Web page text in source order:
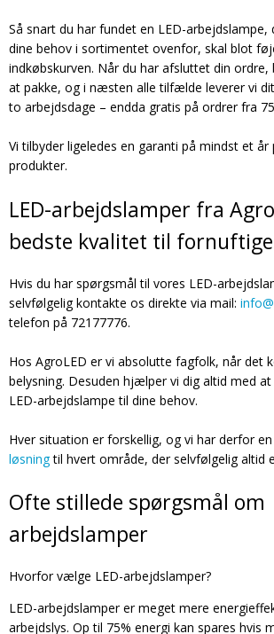
Så snart du har fundet en LED-arbejdslampe,
dine behov i sortimentet ovenfor, skal blot
indkøbskurven. Når du har afsluttet din ordre,
at pakke, og i næsten alle tilfælde leverer vi
to arbejdsdage – endda gratis på ordrer fra
Vi tilbyder ligeledes en garanti på mindst et år
produkter.
LED-arbejdslamper fra
bedste kvalitet til
Hvis du har spørgsmål til vores LED-
selvfølgelig kontakte os direkte via mail:
telefon på 72177776.
Hos AgroLED er vi absolutte fagfolk, når det
belysning. Desuden hjælper vi dig altid med
LED-arbejdslampe til dine behov.
Hver situation er forskellig, og vi har derfor
løsningtil hvert område, der selvfølgelig altid
Ofte stillede spørgsmål om
arbejdslamper
Hvorfor vælge LED-arbejdslamper?
LED-arbejdslamper er meget mere
arbejdslys. Op til 75% energi kan spares hvis